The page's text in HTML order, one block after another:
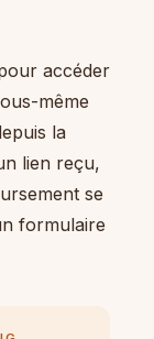
accéder
même
la
lien reçu,
se
formulaire